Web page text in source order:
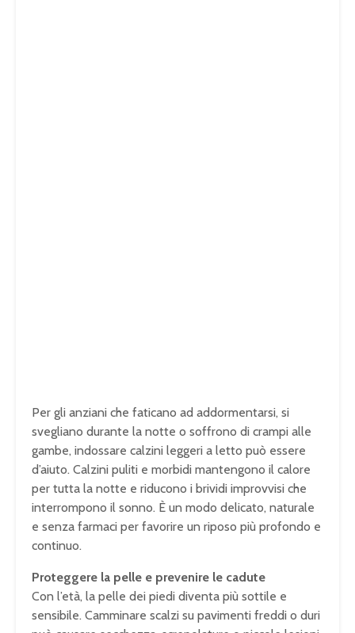
Per gli anziani che faticano ad addormentarsi, si
svegliano durante la notte o soffrono di crampi alle
gambe, indossare calzini leggeri a letto può essere
d’aiuto. Calzini puliti e morbidi mantengono il calore
per tutta la notte e riducono i brividi improvvisi che
interrompono il sonno. È un modo delicato, naturale
e senza farmaci per favorire un riposo più profondo e
continuo.
Proteggere la pelle e prevenire le cadute
Con l’età, la pelle dei piedi diventa più sottile e
sensibile. Camminare scalzi su pavimenti freddi o duri